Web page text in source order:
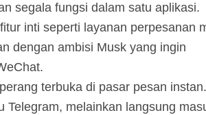
segala fungsi dalam satu aplikasi.
inti seperti layanan perpesanan
dengan ambisi Musk yang ingin
terbuka di pasar pesan
Telegram, melainkan langsung